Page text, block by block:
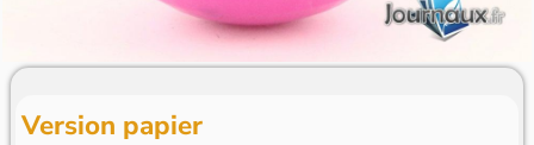
Version papier